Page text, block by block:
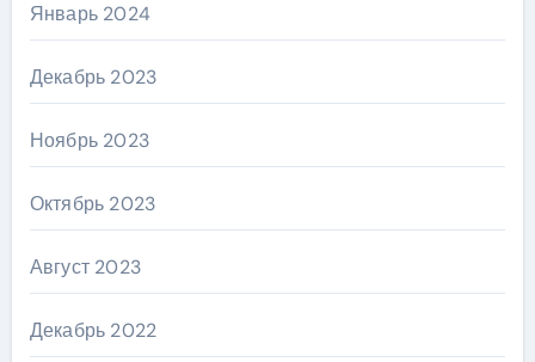
Январь 2024
Декабрь 2023
Ноябрь 2023
Октябрь 2023
Август 2023
Декабрь 2022